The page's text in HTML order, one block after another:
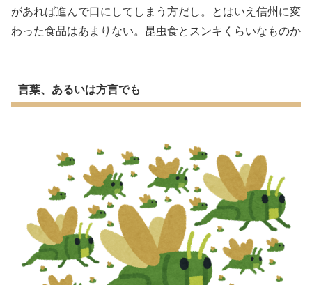
があれば進んで口にしてしまう方だし。とはいえ信州に変
わった食品はあまりない。昆虫食とスンキくらいなものか
言葉、あるいは方言でも